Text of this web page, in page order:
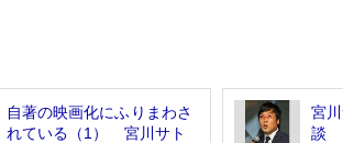
自著の映画化にふりまわさ
れている（1） 宮川サト
宮
談